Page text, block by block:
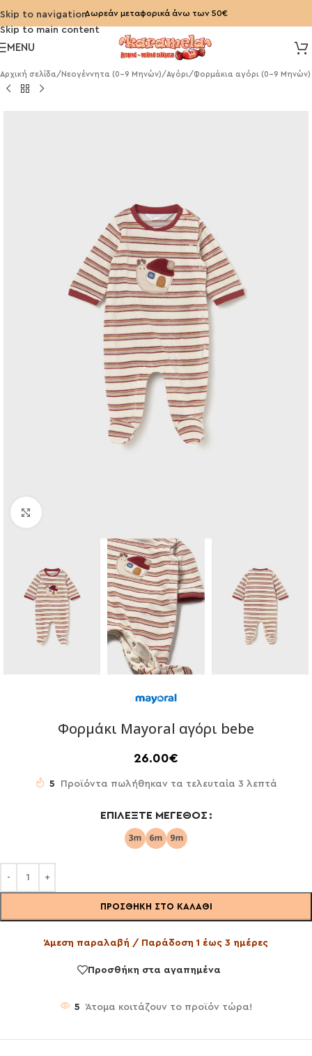
Skip to navigation
Skip to main content
Δωρεάν μεταφορικά άνω των 50€
MENU
Αρχική σελίδα/Νεογέννητα (0-9 Μηνών)/Αγόρι/Φορμάκια αγόρι (0-9 Μηνών)
Φορμάκι Mayoral αγόρι bebe
26.00€
5 Προϊόντα πωλήθηκαν τα τελευταία 3 λεπτά
ΕΠΙΛΈΞΤΕ ΜΈΓΕΘΟΣ
ΠΡΟΣΘΉΚΗ ΣΤΟ ΚΑΛΆΘΙ
Άμεση παραλαβή / Παράδοση 1 έως 3 ημέρες
Προσθήκη στα αγαπημένα
5 Άτομα κοιτάζουν το προϊόν τώρα!